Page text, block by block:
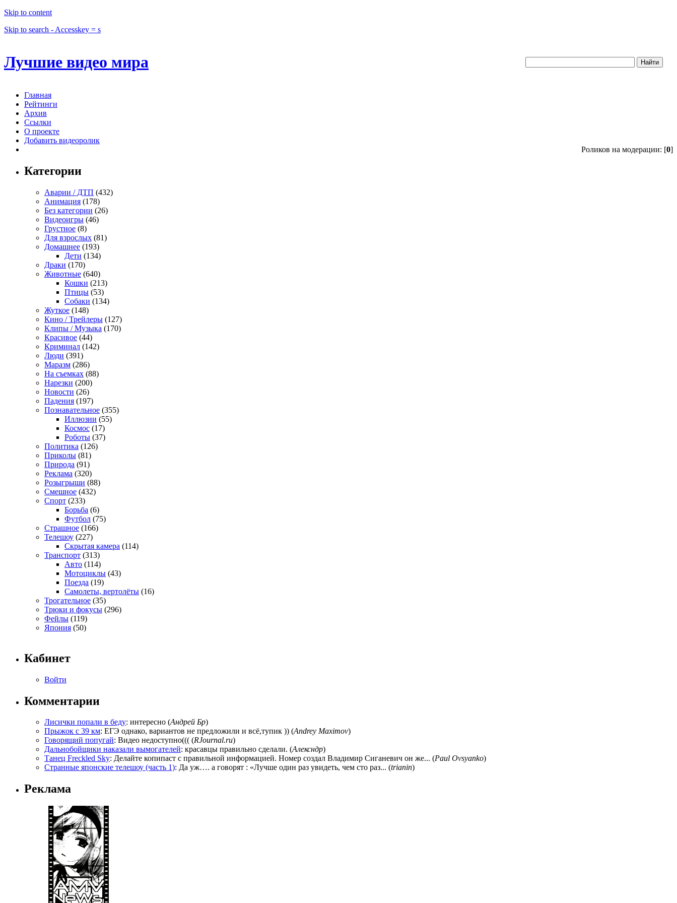
Skip to content
Skip to search - Accesskey = s
Лучшие видео мира
Главная
Рейтинги
Архив
Ссылки
О проекте
Добавить видеоролик
Роликов на модерации: [0]
Категории
Аварии / ДТП (432)
Анимация (178)
Без категории (26)
Видеоигры (46)
Грустное (8)
Для взрослых (81)
Домашнее (193)
Дети (134)
Драки (170)
Животные (640)
Кошки (213)
Птицы (53)
Собаки (134)
Жуткое (148)
Кино / Трейлеры (127)
Клипы / Музыка (170)
Красивое (44)
Криминал (142)
Люди (391)
Маразм (286)
На съемках (88)
Нарезки (200)
Новости (26)
Падения (197)
Познавательное (355)
Иллюзии (55)
Космос (17)
Роботы (37)
Политика (126)
Приколы (81)
Природа (91)
Реклама (320)
Розыгрыши (88)
Смешное (432)
Спорт (233)
Борьба (6)
Футбол (75)
Страшное (166)
Телешоу (227)
Скрытая камера (114)
Транспорт (313)
Авто (114)
Мотоциклы (43)
Поезда (19)
Самолеты, вертолёты (16)
Трогательное (35)
Трюки и фокусы (296)
Фейлы (119)
Япония (50)
Кабинет
Войти
Комментарии
Лисички попали в беду: интересно (Андрей Бр)
Прыжок с 39 км: ЕГЭ однако, вариантов не предложили и всё,тупик )) (Andrey Maximov)
Говорящий попугай: Видео недоступно((( (RJournal.ru)
Дальнобойщики наказали вымогателей: красавцы правильно сделали. (Алексндр)
Танец Freckled Sky: Делайте копипаст с правильной информацией. Номер создал Владимир Сиганевич он же... (Paul Ovsyanko)
Странные японские телешоу (часть 1): Да уж…. а говорят : «Лучше один раз увидеть, чем сто раз... (trianin)
Реклама